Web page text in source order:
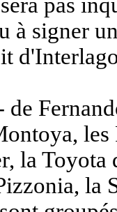
à signer
la Toyota
la